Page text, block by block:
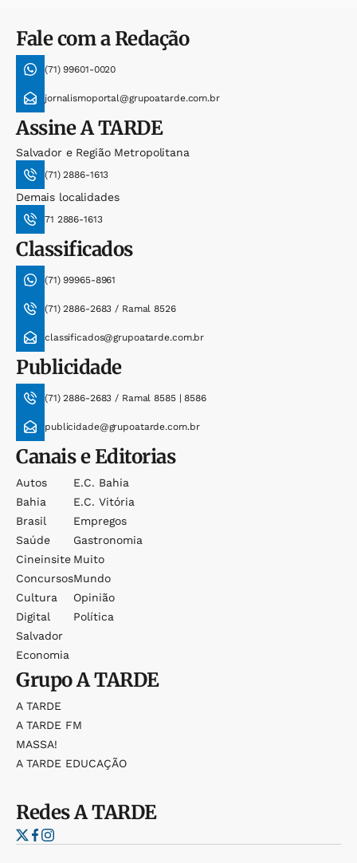
Fale com a Redação
(71) 99601-0020
jornalismoportal@grupoatarde.com.br
AssineA TARDE
Salvador e Região Metropolitana
(71) 2886-1613
Demais localidades
71 2886-1613
Classificados
(71) 99965-8961
(71) 2886-2683 / Ramal 8526
classificados@grupoatarde.com.br
Publicidade
(71) 2886-2683 / Ramal 8585 | 8586
publicidade@grupoatarde.com.br
Canais e Editorias
Autos
Bahia
Brasil
Saúde
Cineinsite
Concursos
Cultura
Digital
Salvador
Economia
E.c. Bahia
E.c. Vitória
Empregos
Gastronomia
Muito
Mundo
Opinião
Política
GrupoA TARDE
A TARDE
A TARDE FM
MASSA!
A TARDE EDUCAÇÃO
RedesA TARDE